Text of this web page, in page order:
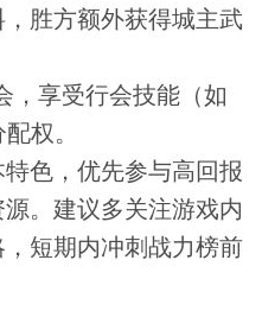
胜方额外获得城主武
，享受行会技能（如
权。
色，优先参与高回报
。建议多关注游戏内
短期内冲刺战力榜前